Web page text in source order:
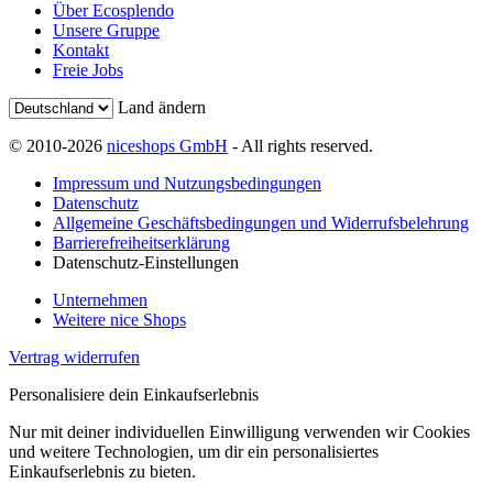
Über Ecosplendo
Unsere Gruppe
Kontakt
Freie Jobs
Land ändern
© 2010-2026 niceshops GmbH - All rights reserved.
Impressum und Nutzungsbedingungen
Datenschutz
Allgemeine Geschäftsbedingungen und Widerrufsbelehrung
Barrierefreiheitserklärung
Datenschutz-Einstellungen
Unternehmen
Weitere nice Shops
Vertrag widerrufen
Personalisiere dein Einkaufserlebnis
Nur mit deiner individuellen Einwilligung verwenden wir Cookies
und weitere Technologien, um dir ein personalisiertes
Einkaufserlebnis zu bieten.